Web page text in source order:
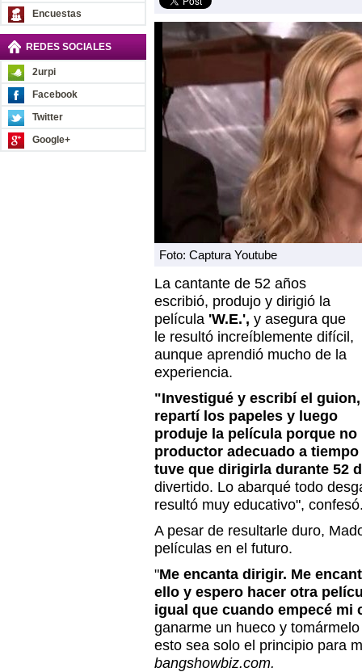
Encuestas
REDES SOCIALES
2urpi
Facebook
Twitter
Google+
Foto: Captura Youtube
La cantante de 52 años
escribió, produjo y dirigió la
película 'W.E.', y asegura que
le resultó increíblemente difícil,
aunque aprendió mucho de la
experiencia.
"Investigué y escribí el guion,
repartí los papeles y luego
produje la película porque
productor adecuado a
tuve que dirigirla durante 52
divertido. Lo abarqué todo
resultó muy educativo",
A pesar de resultarle duro,
películas en el futuro.
"Me encanta dirigir. Me
ello y espero hacer otra
igual que cuando empecé mi
ganarme un hueco y
esto sea solo el principio para
bangshowbiz.com.